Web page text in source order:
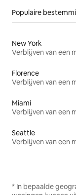
Populaire
New York
Verblijven van een
Florence
Verblijven van een
Miami
Verblijven van een
Seattle
Verblijven van een
* In bepaalde